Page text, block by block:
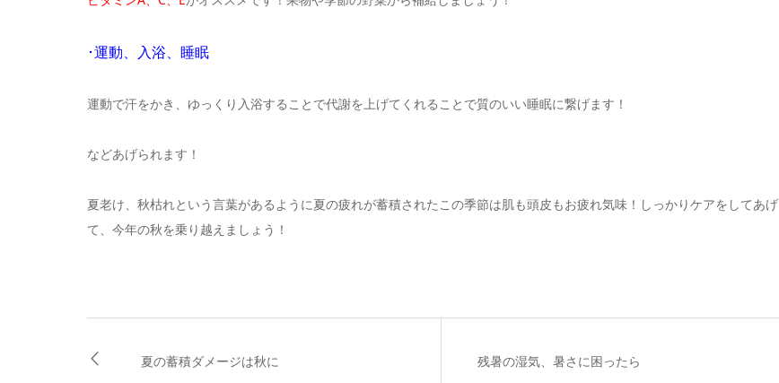
･運動、入浴、睡眠
運動で汗をかき、ゆっくり入浴することで代謝を上げてくれることで質のいい睡眠に繋げます！
などあげられます！
夏老け、秋枯れという言葉があるように夏の疲れが蓄積されたこの季節は肌も頭皮もお疲れ気味！しっかりケアをしてあげ
て、今年の秋を乗り越えましょう！
夏の蓄積ダメージは秋に 残暑の湿気、暑さに困ったら